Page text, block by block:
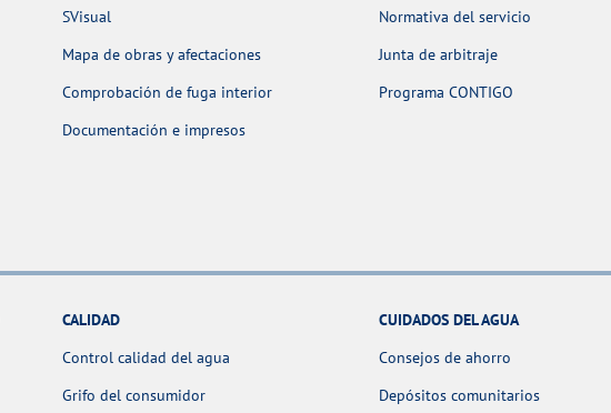
SVisual
Mapa de obras y afectaciones
Comprobación de fuga interior
Documentación e impresos
Normativa del servicio
Junta de arbitraje
Programa CONTIGO
CALIDAD
Control calidad del agua
Grifo del consumidor
CUIDADOS DEL AGUA
Consejos de ahorro
Depósitos comunitarios